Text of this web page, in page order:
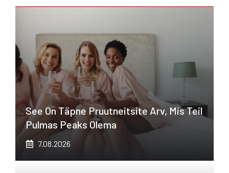
See On Täpne Pruutneitsite Arv, Mis Teil
Pulmas Peaks Olema
7.08.2026